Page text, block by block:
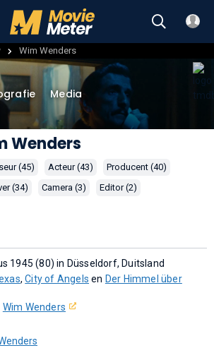
Wim Wenders
Media
Wenders
(45) Acteur (43)
Producent (40)
(34)
Camera (3) Editor (2)
1945 (80) in Düsseldorf, Duitsland
,City of Angels en Der Himmel über
Wim Wenders